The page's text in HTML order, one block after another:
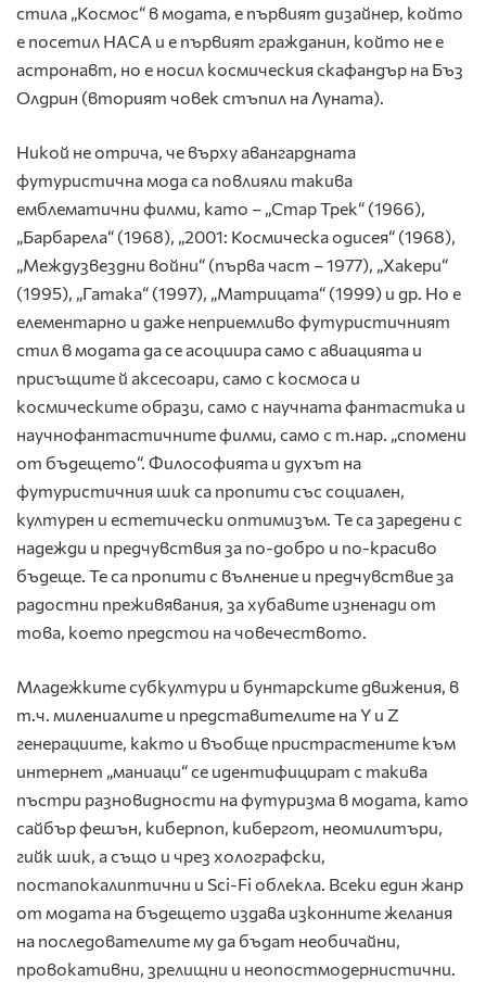
стила „Космос“ в модата, е първият дизайнер, който
е посетил НАСА и е първият гражданин, който не е
астронавт, но е носил космическия скафандър на Бъз
Олдрин (вторият човек стъпил на Луната).
Никой не отрича, че върху авангардната
футуристична мода са повлияли такива
емблематични филми, като – „Стар Трек“ (1966),
„Барбарела“ (1968), „2001: Космическа одисея“ (1968),
„Междузвездни войни“ (първа част – 1977), „Хакери“
(1995), „Гатака“ (1997), „Матрицата“ (1999) и др. Но е
елементарно и даже неприемливо футуристичният
стил в модата да се асоциира само с авиацията и
присъщите й аксесоари, само с космоса и
космическите образи, само с научната фантастика и
научнофантастичните филми, само с т.нар. „спомени
от бъдещето“. Философията и духът на
футуристичния шик са пропити със социален,
културен и естетически оптимизъм. Те са заредени с
надежди и предчувствия за по-добро и по-красиво
бъдеще. Те са пропити с вълнение и предчувствие за
радостни преживявания, за хубавите изненади от
това, което предстои на човечеството.
Младежките субкултури и бунтарските движения, в
т.ч. милениалите и представителите на Y и Z
генерациите, както и въобще пристрастените към
интернет „маниаци“ се идентифицират с такива
пъстри разновидности на футуризма в модата, като
сайбър фешън, киберпоп, кибергот, неомилитъри,
гийк шик, а също и чрез холографски,
постапокалиптични и Sci-Fi облекла. Всеки един жанр
от модата на бъдещето издава изконните желания
на последователите му да бъдат необичайни,
провокативни, зрелищни и неопостмодернистични.